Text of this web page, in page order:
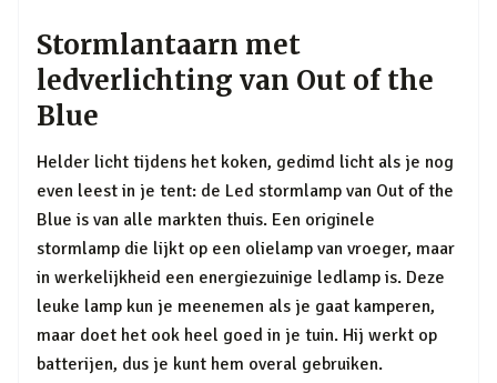
Stormlantaarn met
ledverlichting van Out of the
Blue
Helder licht tijdens het koken, gedimd licht als je nog
even leest in je tent: de Led stormlamp van Out of the
Blue is van alle markten thuis. Een originele
stormlamp die lijkt op een olielamp van vroeger, maar
in werkelijkheid een energiezuinige ledlamp is. Deze
leuke lamp kun je meenemen als je gaat kamperen,
maar doet het ook heel goed in je tuin. Hij werkt op
batterijen, dus je kunt hem overal gebruiken.